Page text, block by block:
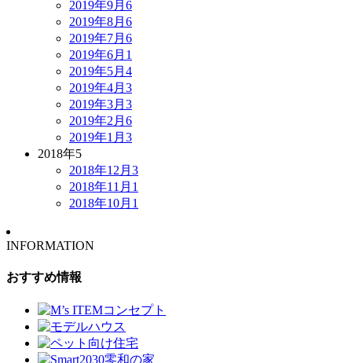
2019年9月 6
2019年8月 6
2019年7月 6
2019年6月 1
2019年5月 4
2019年4月 3
2019年3月 3
2019年2月 6
2019年1月 3
2018年5
2018年12月 3
2018年11月 1
2018年10月 1
INFORMATION
おすすめ情報